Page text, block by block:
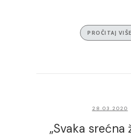
PROČITAJ VIŠE
28.03.2020
„Svaka srećna